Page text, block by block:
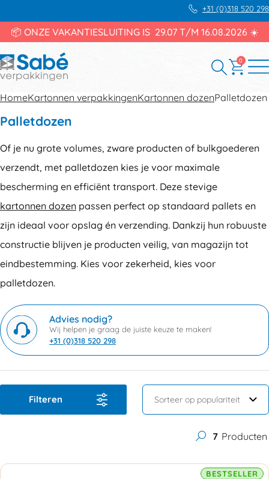
+31 (0)318 520 298
📦 ONZE VAKANTIESLUITING IS 29.07 T/M 16.08.2026 ☀️
0
HomeKartonnen verpakkingenKartonnen dozenPalletdozen
Palletdozen
Of je nu grote volumes, zware producten of bulkgoederen
verzendt, met palletdozen kies je voor maximale
bescherming en efficiënt transport. Deze stevige
kartonnen dozen passen perfect op standaard pallets en
zijn ideaal voor opslag én verzending. Dankzij hun robuuste
constructie blijven je producten veilig, van magazijn tot
eindbestemming. Kies voor zekerheid, kies voor
palletdozen.
Advies nodig?
Wij helpen je graag de juiste keuze te maken!
+31 (0)318 520 298
Filteren
7 Producten
BESTSELLER